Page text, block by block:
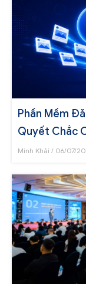
Phần Mềm
Quyết Chắc
Minh Khải 06/07/